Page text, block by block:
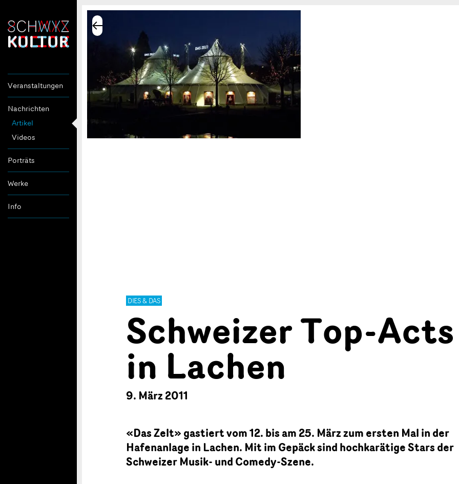
Veranstaltungen
Nachrichten
Artikel
Videos
Porträts
Werke
Info
DIES & DAS
Schweizer Top-Acts
in Lachen
9. März 2011
«Das Zelt» gastiert vom 12. bis am 25. März zum ersten Mal in der
Hafenanlage in Lachen. Mit im Gepäck sind hochkarätige Stars der
Schweizer Musik- und Comedy-Szene.